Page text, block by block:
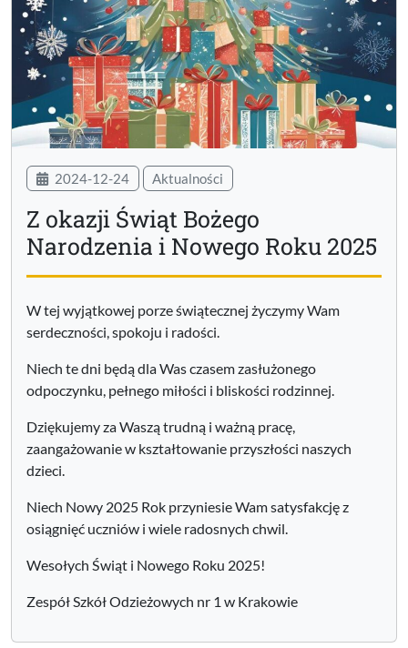
2024-12-24 Aktualności
Z okazji Świąt Bożego
Narodzenia i Nowego Roku 2025
W tej wyjątkowej porze świątecznej życzymy Wam
serdeczności, spokoju i radości.
Niech te dni będą dla Was czasem zasłużonego
odpoczynku, pełnego miłości i bliskości rodzinnej.
Dziękujemy za Waszą trudną i ważną pracę,
zaangażowanie w kształtowanie przyszłości naszych
dzieci.
Niech Nowy 2025 Rok przyniesie Wam satysfakcję z
osiągnięć uczniów i wiele radosnych chwil.
Wesołych Świąt i Nowego Roku 2025!
Zespół Szkół Odzieżowych nr 1 w Krakowie